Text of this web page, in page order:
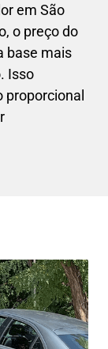
em São
o preço do
base mais
Isso
proporcional